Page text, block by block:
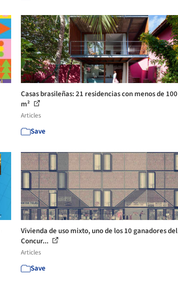
Casas brasileñas: 21 residencias con menos de 100
m²
Articles
Save
Vivienda de uso mixto, uno de los 10 ganadores del
Concur...
Articles
Save